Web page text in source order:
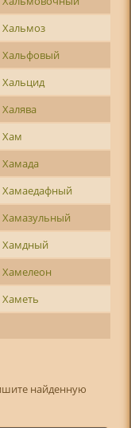
Хальмоз
Хальфовый
Хальцид
Халява
Хам
Хамада
Хамаедафный
Хамазульный
Хамдный
Хамелеон
Хаметь
найденную